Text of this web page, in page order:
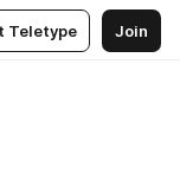
Teletype Join